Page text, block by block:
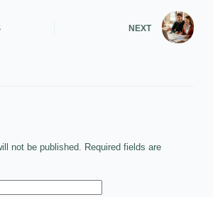
NEXT
not be published. Required fields are